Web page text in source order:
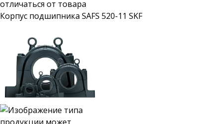
Корпус подшипника SAFS 520-11 SKF